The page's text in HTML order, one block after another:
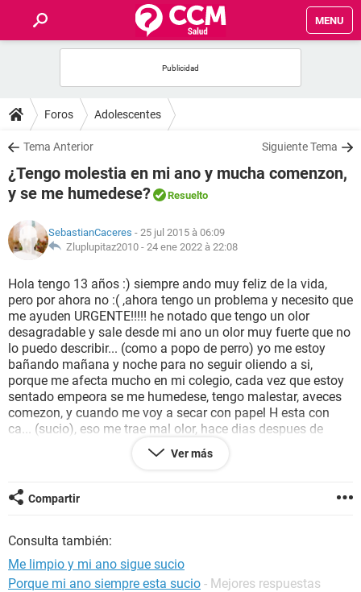
MENU
FORUMS
SALUD
FAMILIA
NUTRICIÓN
SEXUALIDAD
GLOSARIO
Foros Adolescentes
Tema Anterior Siguiente Tema
¿Tengo molestia en mi ano y mucha comenzon,
y se me humedese?
Resuelto
SebastianCaceres - 25 jul 2015 à 06:09
Zluplupitaz2010 - 24 ene 2022 à 22:08
Hola tengo 13 años :) siempre ando muy feliz de la vida,
pero por ahora no :( ,ahora tengo un problema y necesito que
me ayuden URGENTE!!!!! he notado que tengo un olor
desagradable y sale desde mi ano un olor muy fuerte que no
lo puedo describir... (como a popo de perro) yo me estoy
bañando mañana y noche para no seguir oliendo a si,
porque me afecta mucho en mi colegio, cada vez que estoy
sentado empeora se me humedese, tengo malestar, aveces
comezon, y cuando me voy a secar con papel H esta con
ca... (sucio), eso me trae mal olor, hace dias despues de
defecar, me limpio y salio una goto de sagre de color rojo
muy brillante el malestar no me deja estar feliz... nose que
todo el dia estoy sentado, estoy en secundaria, y es muy
vergonsoso... aveces YA NO QUIERO IR AL COLEGIO POR
antes... me afecta mucho... que hago? a donde voy? que
puedo tomar o hacer????, me da verguenza ir con mi mama
o mi , a un doctor y desirle todo esto :3
Ver más
Compartir
Consulta también:
Me limpio y mi ano sigue sucio
Porque mi ano siempre esta sucio - Mejores respuestas